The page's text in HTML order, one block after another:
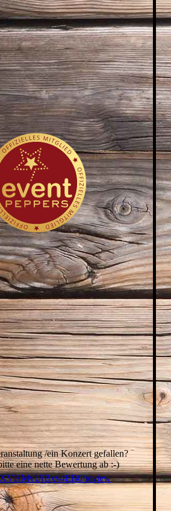
/ein Konzert gefallen?
eine nette Bewertung ab :-)
review